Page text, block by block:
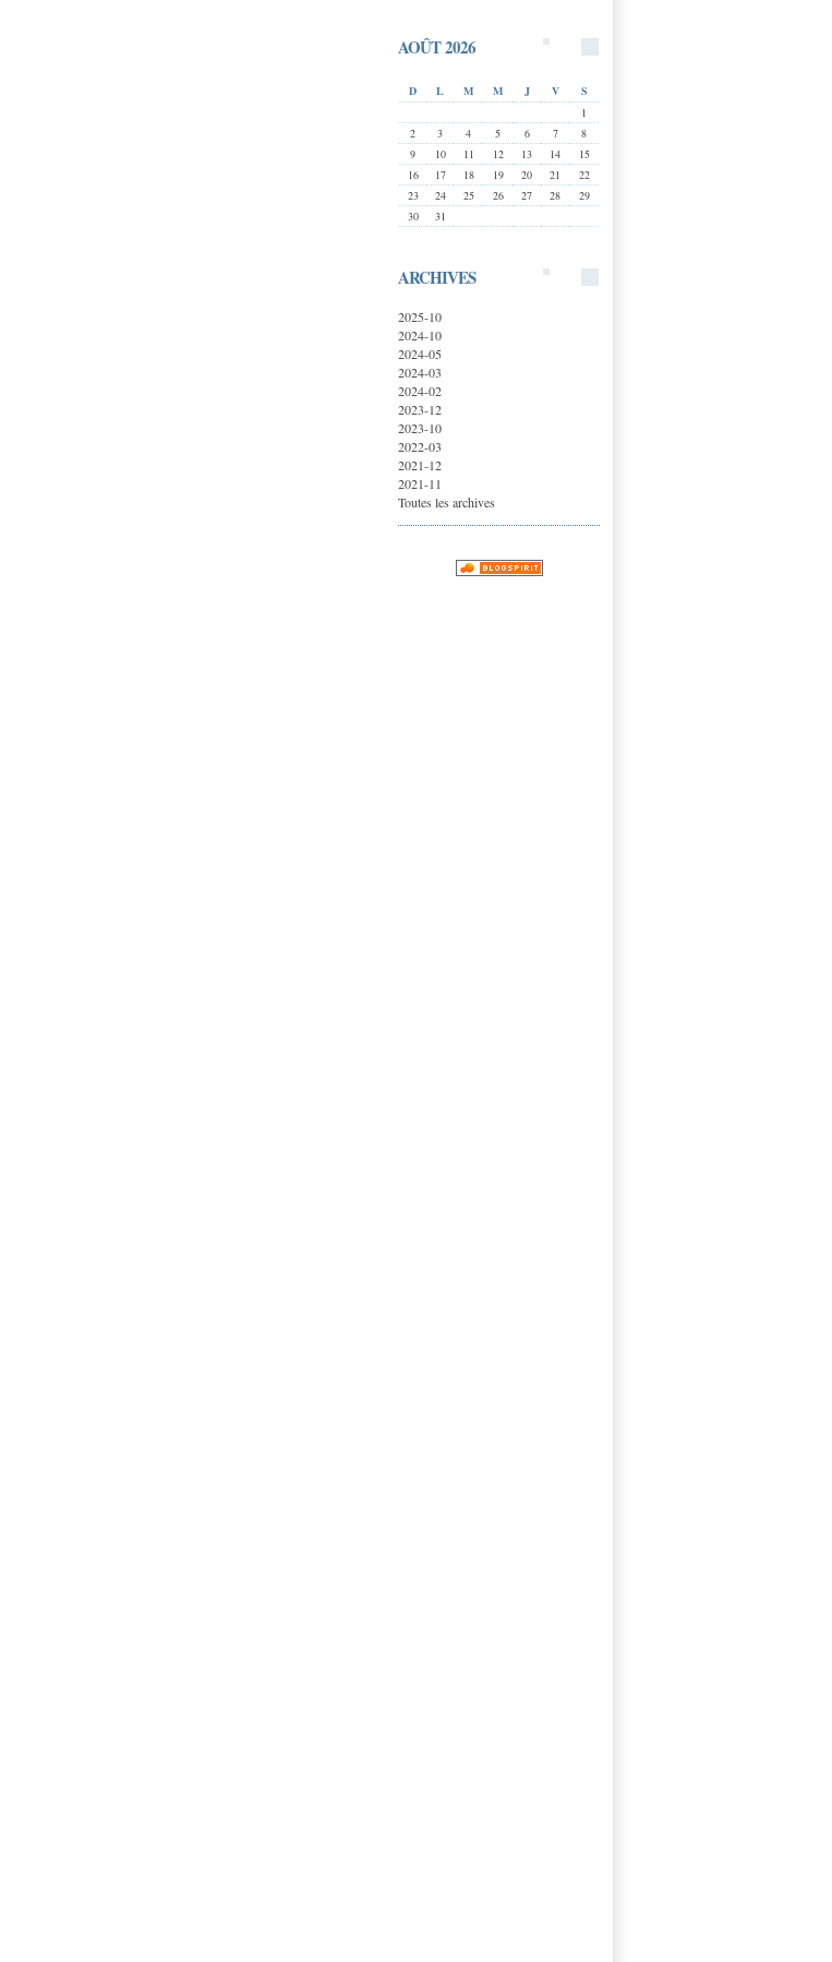
AOÛT 2026
D L M M J V
S
1
2
3 4 5 6 7
8
9
10 11 12 13 14
15
16
17 18 19 20 21
22
23
24 25 26 27 28
29
30
31
ARCHIVES
2025-10
2024-10
2024-05
2024-03
2024-02
2023-12
2023-10
2022-03
2021-12
2021-11
Toutes les archives